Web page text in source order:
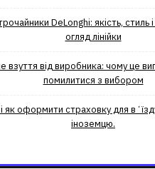
DeLonghi: якість, стиль
огляд лінійки
взуття від виробника: чому це
помилитися з вибором
як оформити страховку для
іноземцю.